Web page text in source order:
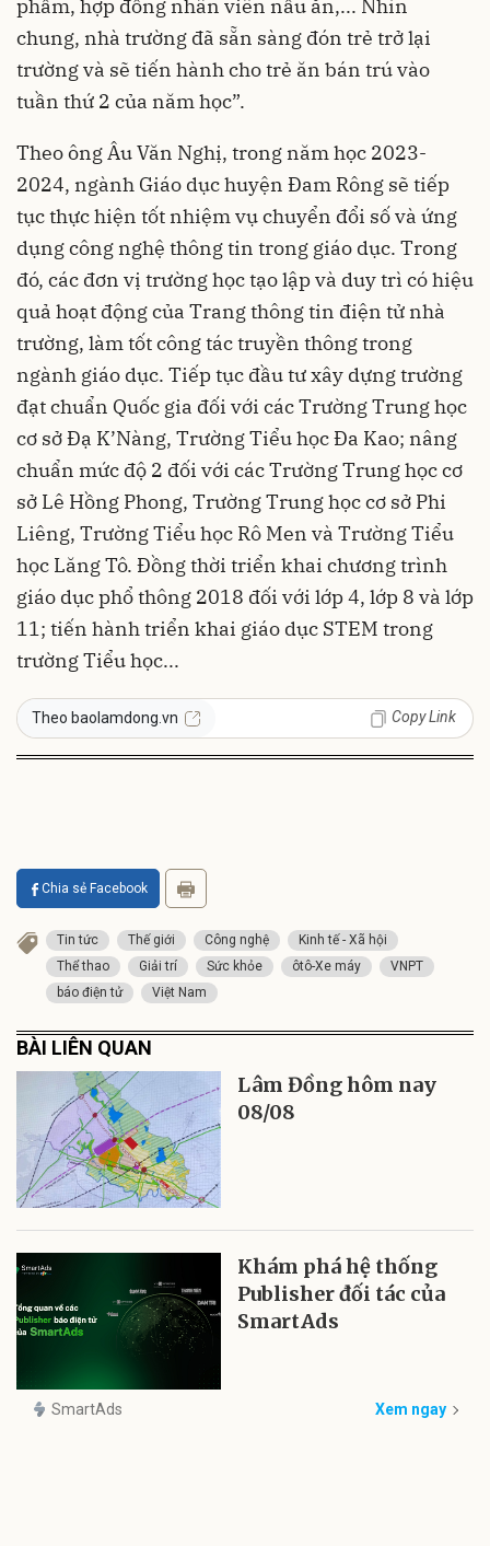
phẩm, hợp đồng nhân viên nấu ăn,... Nhìn
chung, nhà trường đã sẵn sàng đón trẻ trở lại
trường và sẽ tiến hành cho trẻ ăn bán trú vào
tuần thứ 2 của năm học”.
Theo ông Âu Văn Nghị, trong năm học 2023-
2024, ngành Giáo dục huyện Đam Rông sẽ tiếp
tục thực hiện tốt nhiệm vụ chuyển đổi số và ứng
dụng công nghệ thông tin trong giáo dục. Trong
đó, các đơn vị trường học tạo lập và duy trì có hiệu
quả hoạt động của Trang thông tin điện tử nhà
trường, làm tốt công tác truyền thông trong
ngành giáo dục. Tiếp tục đầu tư xây dựng trường
đạt chuẩn Quốc gia đối với các Trường Trung học
cơ sở Đạ K’Nàng, Trường Tiểu học Đa Kao; nâng
chuẩn mức độ 2 đối với các Trường Trung học cơ
sở Lê Hồng Phong, Trường Trung học cơ sở Phi
Liêng, Trường Tiểu học Rô Men và Trường Tiểu
học Lăng Tô. Đồng thời triển khai chương trình
giáo dục phổ thông 2018 đối với lớp 4, lớp 8 và lớp
11; tiến hành triển khai giáo dục STEM trong
trường Tiểu học...
Theo baolamdong.vn Copy Link
Chia sẻ Facebook
Tin tức Thế giới Công nghệ
Kinh tế - Xã hội
Thể thao
Giải trí Sức khỏe ôtô-Xe máy
VNPT
báo điện tử
Việt Nam
BÀI LIÊN QUAN
Lâm Đồng hôm nay
08/08
Khám phá hệ thống
Publisher đối tác của
SmartAds
SmartAds Xem ngay